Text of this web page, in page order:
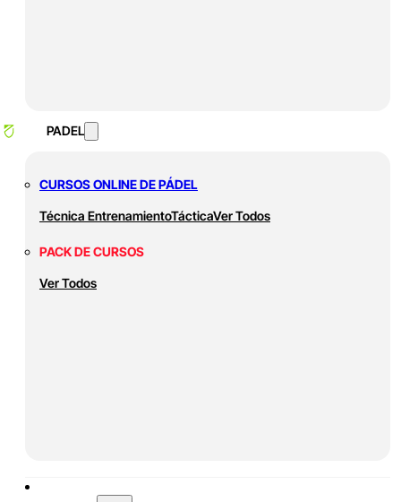
PADEL
CURSOS ONLINE DE PÁDEL
Técnica EntrenamientoTácticaVer Todos
PACK DE CURSOS
Ver Todos